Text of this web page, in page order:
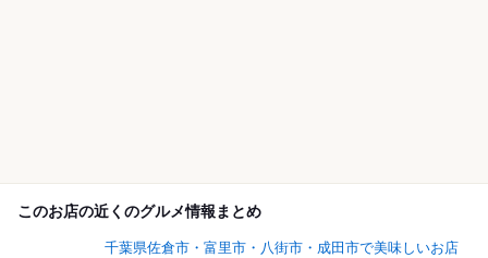
このお店の近くのグルメ情報まとめ
千葉県佐倉市・富里市・八街市・成田市で美味しいお店